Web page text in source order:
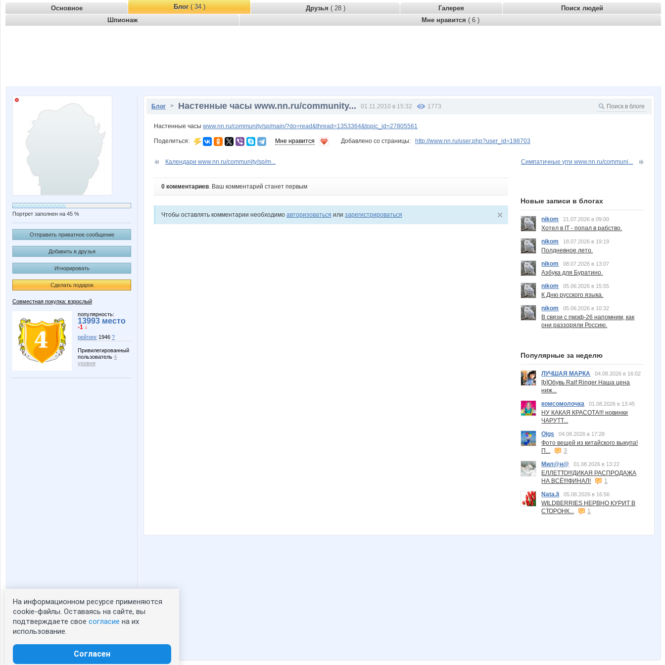
Основное Блог( 34 ) Друзья ( 28 ) Галерея
Поиск людей
Шпионаж
Мне нравится ( 6 )
Портрет заполнен на 45 %
Отправить приватное сообщение
Добавить в друзья
Игнорировать
Сделать подарок
Совместная покупка: взрослый
популярность:
13993 место
-1 ↓
рейтинг 1946 ?
Привилегированный
пользователь 4
уровня
Статистика портрета:
сейчас просматривают портрет - 0
зарегистрированные пользователи
Блог > Настенные часы www.nn.ru/community... 01.11.2010 в 15:32 1773
Настенные часы www.nn.ru/community/sp/main/?do=read&thread=1353364&topic_id=27805561
Поделиться: Мне нравится Добавлено со страницы: http://www.nn.ru/user.php?user_id=198703
Календари www.nn.ru/community/sp/m... Симпатичные угги www.nn.ru/communi...
0 комментариев. Ваш комментарий станет первым
Чтобы оставлять комментарии необходимо авторизоваться или зарегистрироваться
Новые записи в блогах
nikom 21.07.2026 в 09:00
Хотел в IT - попал в рабство.
nikom
18.07.2026 в 19:19
Полдневное лето.
nikom
08.07.2026 в 13:07
Азбука для Буратино.
nikom
05.06.2026 в 15:55
К Дню русского языка.
nikom
05.06.2026 в 10:32
В связи с пмэф-26 напомним, как
они раззоряли Россию.
Популярные за неделю
ЛУЧШАЯ МАРКА 04.08.2026 в 16:02
[b]Обувь Ralf Ringer Наша цена
ниж...
комсомолочка
01.08.2026 в 13:45
НУ КАКАЯ КРАСОТА!!! новинки
ЧАРУТТ...
Olgs
04.08.2026 в 17:28
Фото вещей из китайского выкупа!
П...
3
Мил@н@
01.08.2026 в 13:22
ЕЛЛЕТТО!!!ДИКАЯ РАСПРОДАЖА
НА ВСЁ!!!ФИНАЛ!
1
Nata.li
05.08.2026 в 16:56
WILDBERRIES НЕРВНО КУРИТ В
СТОРОНК...
1
На информационном ресурсе применяются
cookie-файлы. Оставаясь на сайте, вы
подтверждаете свое согласие на их
использование.
Согласен